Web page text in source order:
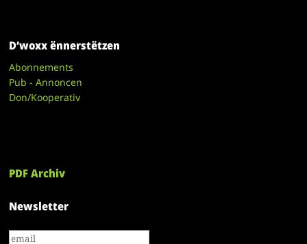
D’woxx ënnerstëtzen
Abonnements
Pub - Annoncen
Don/Kooperativ
PDF Archiv
Newsletter